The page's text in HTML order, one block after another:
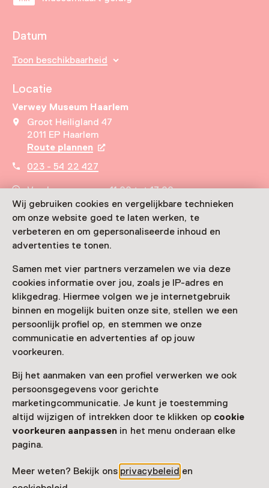
Wij gebruiken cookies en vergelijkbare technieken
om onze website goed te laten werken, te
verbeteren en om gepersonaliseerde inhoud en
advertenties te tonen.
Samen met vier partners verzamelen we via deze
cookies informatie over jou, zoals je IP-adres en
klikgedrag. Hiermee volgen we je internetgebruik
binnen en mogelijk buiten onze site, stellen we een
persoonlijk profiel op, en stemmen we onze
communicatie en advertenties af op jouw
voorkeuren.
Bij het aanmaken van een profiel verwerken we ook
persoonsgegevens voor gerichte
marketingcommunicatie. Je kunt je toestemming
altijd wijzigen of intrekken door te klikken op cookie
voorkeuren aanpassen in het menu onderaan elke
pagina.
Meer weten? Bekijk ons privacybeleid en
Datum
Toon beschikbaarheid
Locatie
Verwey Museum Haarlem
Groot Heiligland 47
2011 EP Haarlem
Route plannen Opent in een nieuw tabblad
023 - 54 22 427
Vandaag open van 11:00 tot 17:00 uur
Meer openingstijden
Zien & doen in Verwey
Museum Haarlem
Workshop
Maak je eigen mini-natuurwereld!
Wekelijks op woensdag t/m 12 augustus